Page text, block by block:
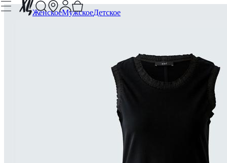
ЖенскоеМужскоеДетское